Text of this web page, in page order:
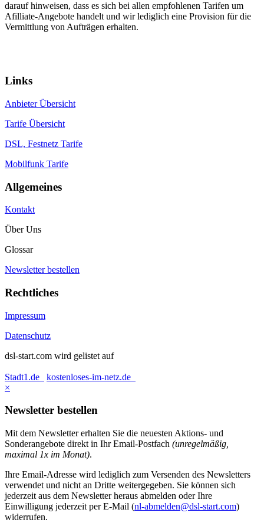
darauf hinweisen, dass es sich bei allen empfohlenen Tarifen um
Afilliate-Angebote handelt und wir lediglich eine Provision für die
Vermittlung von Aufträgen erhalten.
Links
Anbieter Übersicht
Tarife Übersicht
DSL, Festnetz Tarife
Mobilfunk Tarife
Allgemeines
Kontakt
Über Uns
Glossar
Newsletter bestellen
Rechtliches
Impressum
Datenschutz
dsl-start.com wird gelistet auf
Stadt1.de
kostenloses-im-netz.de
×
Newsletter bestellen
Mit dem Newsletter erhalten Sie die neuesten Aktions- und
Sonderangebote direkt in Ihr Email-Postfach (unregelmäßig,
maximal 1x im Monat).
Ihre Email-Adresse wird lediglich zum Versenden des Newsletters
verwendet und nicht an Dritte weitergegeben. Sie können sich
jederzeit aus dem Newsletter heraus abmelden oder Ihre
Einwilligung jederzeit per E-Mail (nl-abmelden@dsl-start.com)
widerrufen.